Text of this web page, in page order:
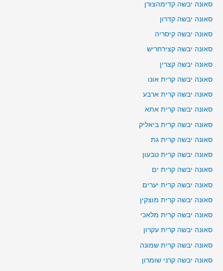
סאונה יבשה קדימהצורן
סאונה יבשה קדרון
סאונה יבשה קיסריה
סאונה יבשה קצירחריש
סאונה יבשה קצרין
סאונה יבשה קרית אונו
סאונה יבשה קרית ארבע
סאונה יבשה קרית אתא
סאונה יבשה קרית ביאליק
סאונה יבשה קרית גת
סאונה יבשה קרית טבעון
סאונה יבשה קרית ים
סאונה יבשה קרית יערים
סאונה יבשה קרית מוצקין
סאונה יבשה קרית מלאכי
סאונה יבשה קרית עקרון
סאונה יבשה קרית שמונה
סאונה יבשה קרני שומרון